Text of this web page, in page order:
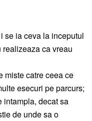
se ia ceva la inceputul
ca vreau
miste catre ceea ce
esecuri pe parcurs;
intampla, decat sa
de unde sa o